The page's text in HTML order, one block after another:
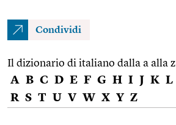
Condividi
Il dizionario di italiano dalla a alla z
A B C D E F G H I J K L
R S T U V W X Y Z